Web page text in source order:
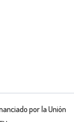
por la Unión